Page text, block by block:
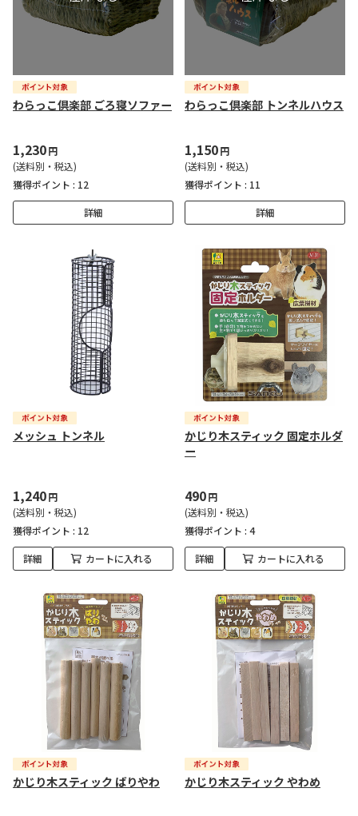
わらっこ倶楽部 ごろ寝ソファー
1,230円
(送料別・税込)
獲得ポイント : 12
詳細
わらっこ倶楽部 トンネルハウス
1,150円
(送料別・税込)
獲得ポイント : 11
詳細
メッシュ トンネル
1,240円
(送料別・税込)
獲得ポイント : 12
詳細 カートに入れる
かじり木スティック 固定ホルダ
ー
490円
(送料別・税込)
獲得ポイント : 4
詳細 カートに入れる
かじり木スティック ばりやわ かじり木スティック やわめ